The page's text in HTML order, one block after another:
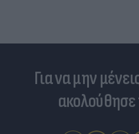
Για να μην